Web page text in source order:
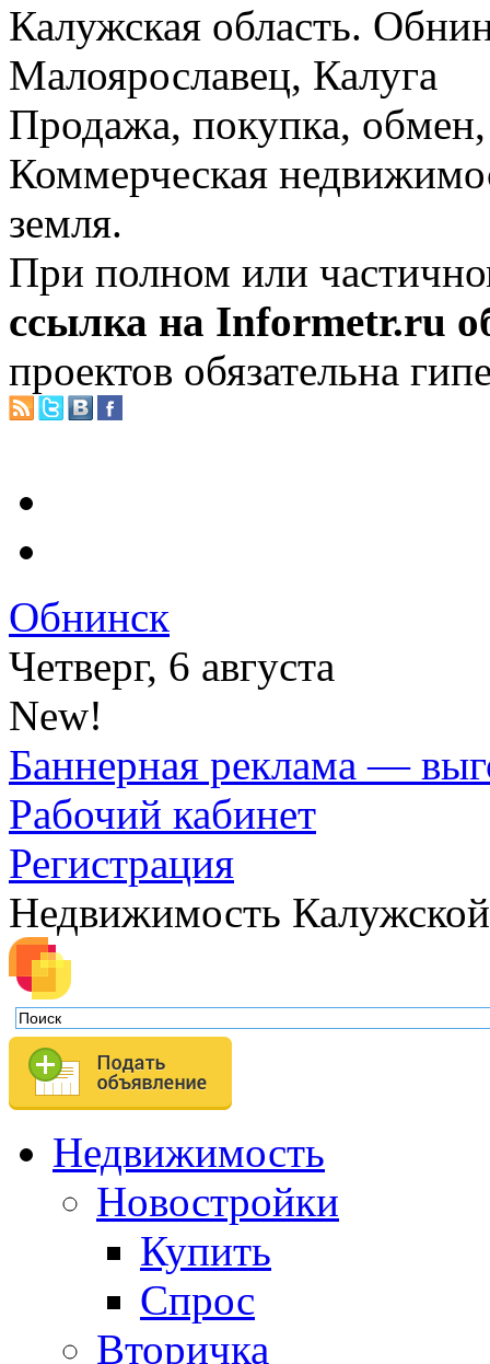
Калужская область.
Малоярославец, Калуга
Продажа, покупка, обмен,
Коммерческая
земля.
При полном или
ссылка на Informetr.ru
проектов обязательна
Обнинск
Четверг, 6 августа
New!
Баннерная реклама —
Рабочий кабинет
Регистрация
Недвижимость
Недвижимость
Новостройки
Купить
Спрос
Вторичка